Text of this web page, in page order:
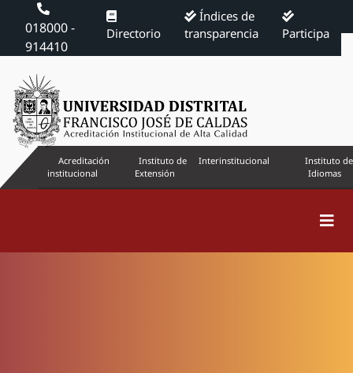
018000 -
914410
Directorio
Índices de
transparencia
Participa
Acreditación
institucional
Instituto de
Extensión
Interinstitucional
Instituto de
Idiomas